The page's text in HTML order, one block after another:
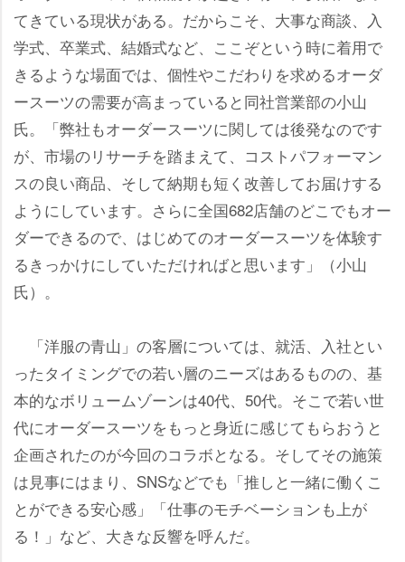
てきている現状がある。だからこそ、大事な商談、入
学式、卒業式、結婚式など、ここぞという時に着用で
きるような場面では、個性やこだわりを求めるオーダ
ースーツの需要が高まっていると同社営業部の小山
氏。「弊社もオーダースーツに関しては後発なのです
が、市場のリサーチを踏まえて、コストパフォーマン
スの良い商品、そして納期も短く改善してお届けする
ようにしています。さらに全国682店舗のどこでもオー
ダーできるので、はじめてのオーダースーツを体験す
るきっかけにしていただければと思います」（小山
氏）。
「洋服の青山」の客層については、就活、入社とい
ったタイミングでの若い層のニーズはあるものの、基
本的なボリュームゾーンは40代、50代。そこで若い世
代にオーダースーツをもっと身近に感じてもらおうと
企画されたのが今回のコラボとなる。そしてその施策
は見事にはまり、SNSなどでも「推しと一緒に働くこ
とができる安心感」「仕事のモチベーションも上が
る！」など、大きな反響を呼んだ。